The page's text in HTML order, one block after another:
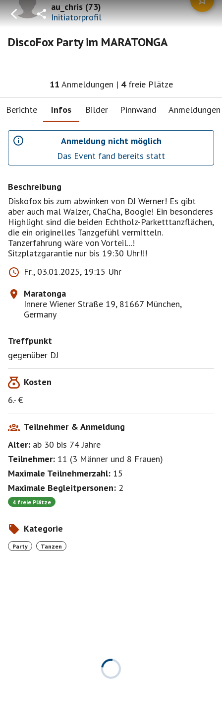
au_chris(73)
Initiatorprofil
DiscoFox Party im MARATONGA
11 Anmeldungen | 4 freie Plätze
Berichte Infos Bilder Pinnwand Anmeldungen
Anmeldung nicht möglich
Das Event fand bereits statt
Beschreibung
Diskofox bis zum abwinken von DJ Werner! Es gibt
aber auch mal Walzer, ChaCha, Boogie! Ein besonderes
Highlight sind die beiden Echtholz-Parketttanzflächen,
die ein originelles Tanzgefühl vermitteln.
Tanzerfahrung wäre von Vorteil...!
Sitzplatzgarantie nur bis 19:30 Uhr!!!
Fr., 03.01.2025, 19:15 Uhr
Maratonga
Innere Wiener Straße 19, 81667 München,
Germany
Treffpunkt
gegenüber DJ
Kosten
6.- €
Teilnehmer & Anmeldung
Alter: ab 30 bis 74Jahre
Teilnehmer: 11 (3 Männer und 8 Frauen)
Maximale Teilnehmerzahl: 15
Maximale Begleitpersonen: 2
4 freie Plätze
Kategorie
Party Tanzen